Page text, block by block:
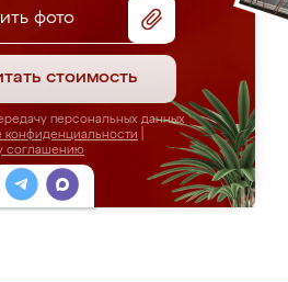
фото
стоимость
персональных данных
конфиденциальности
соглашению